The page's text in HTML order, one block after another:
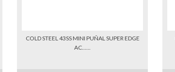
COLD STEEL 43SS MINI PUÑAL SUPER EDGE
AC......